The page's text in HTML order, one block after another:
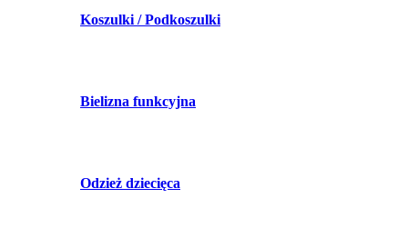
Koszulki / Podkoszulki
Bielizna funkcyjna
Odzież dziecięca